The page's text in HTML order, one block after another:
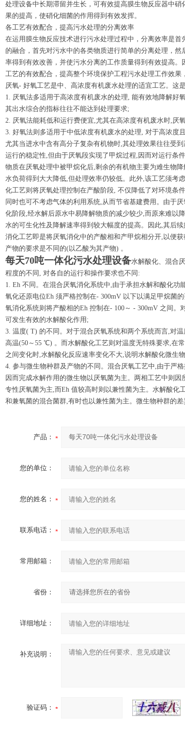
处理设备中长期滞留并生长，可有效提高膜生物反应器中
果的提高，使硝化细菌的作用得到有效发挥。
各工艺有效配合，提高污水处理的分离效率
在运用膜生物反应技术进行污水处理过程中，分离效率是
的融合，首先对污水中的各类物质进行简单的分离处理，
率得到有效改善，并使污水分离的工作质量得到有效提高
工艺的有效配合，提高整个环境保护工程污水处理工作效果
厌氧- 好氧工艺是中、高浓度有机废水处理的适宜工艺。这
1. 厌氧法多适用于高浓度有机废水的处理, 能有效地降解好
其出水综合的指标往往不能达到处理要求;
2. 厌氧法能耗低和运行费便宜,尤其在高浓度有机废水时,厌
3. 好氧法则多适用于中低浓度有机废水的处理, 对于高浓度
尤其当进水中含有高分子复杂有机物时,其处理效果往往受
运行的稳定性,但由于厌氧段实现了甲烷过程,因而对运行条
物质在厌氧处理中被甲烷化后,剩余的有机物主要为难生物
水负荷得到大大降低,但处理效率仍较低。此外,该工艺须考
化工艺则将厌氧处理控制在产酸阶段, 不仅降低了对环境条
同时也可不考虑气体的利用系统,从而节省基建费用。由于
化阶段,经水解后原水中易降解物质的减少较少,而原来难以
水的可生化性及降解速率得到较大幅度的提高。因此,其后
消化工艺即是将厌氧消化中的产酸相和产甲烷相分开,以便
产物的要求是不同的(以乙酸为其产物) 。
每天70吨一体化污水处理设备水解酸化、混合
程度的不同, 对各自的运行和操作要求也不同:
1. Eh 不同。在混合厌氧消化系统中,由于承担水解和酸化
氧化还原电位Eh 须严格控制在- 300mV 以下以满足甲烷菌
氧消化系统则将产酸相的Eh 控制在- 100～ - 300mV 之间
可发生有效的水解酸化作用;
3. 温度( T) 的不同。对于混合厌氧系统和两个系统而言,对
高温(50～55 ℃) 。而水解酸化工艺则对温度无特殊要求,在
之间变化时,水解酸化反应速率变化不大,说明水解酸化微生
4. 参与微生物种群及产物的不同。混合厌氧工艺中,由于严
因而完成水解作用的微生物以厌氧菌为主。两相工艺中则
专性厌氧菌为主,而Eh 值较高时则以兼性菌为主。水解酸
和兼氧菌的混合菌群,有时也以兼性菌为主。微生物种群的差
产品：
您的单位：
您的姓名：
联系电话：
常用邮箱：
省份：
详细地址：
补充说明：
验证码：